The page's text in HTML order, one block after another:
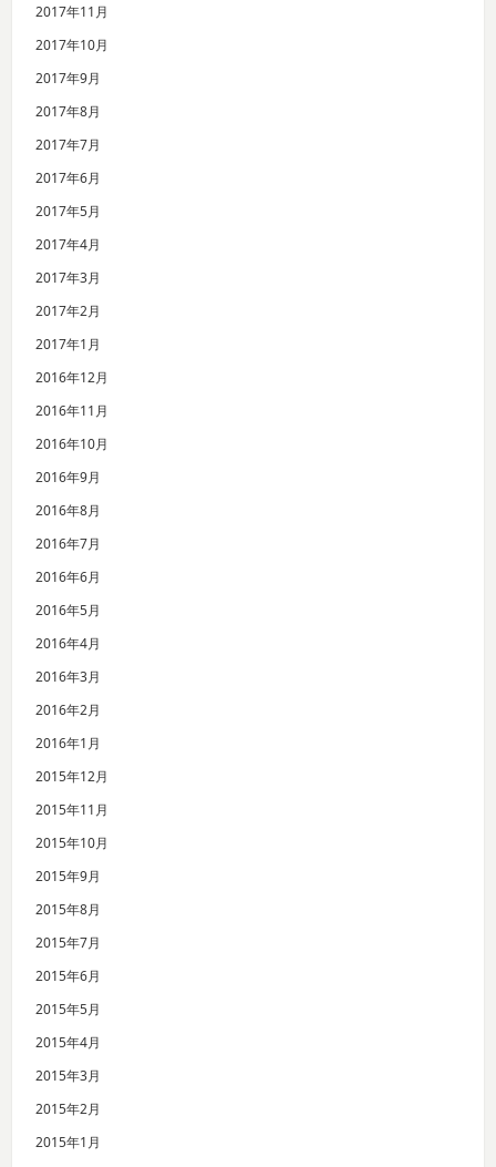
2017年11月
2017年10月
2017年9月
2017年8月
2017年7月
2017年6月
2017年5月
2017年4月
2017年3月
2017年2月
2017年1月
2016年12月
2016年11月
2016年10月
2016年9月
2016年8月
2016年7月
2016年6月
2016年5月
2016年4月
2016年3月
2016年2月
2016年1月
2015年12月
2015年11月
2015年10月
2015年9月
2015年8月
2015年7月
2015年6月
2015年5月
2015年4月
2015年3月
2015年2月
2015年1月